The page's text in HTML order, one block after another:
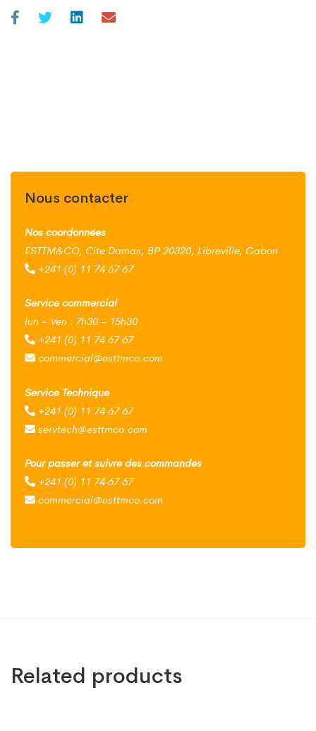
Nous contacter
Nos coordonnées
ESTTM&CO, Cite Damas, BP 20320, Libreville, Gabon
+241 (0) 11 74 67 67
Service commercial
lun - Ven : 7h30 - 15h30
+241 (0) 11 74 67 67
commercial@esttmco.com
Service Technique
+241 (0) 11 74 67 67
servtech@esttmco.com
Pour passer et suivre des commandes
+241 (0) 11 74 67 67
commercial@esttmco.com
Related products